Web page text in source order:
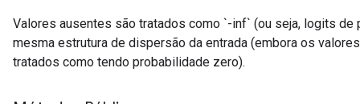
Valores ausentes são tratados como `-inf` (ou seja, logits de
mesma estrutura de dispersão da entrada (embora os
tratados como tendo probabilidade zero).